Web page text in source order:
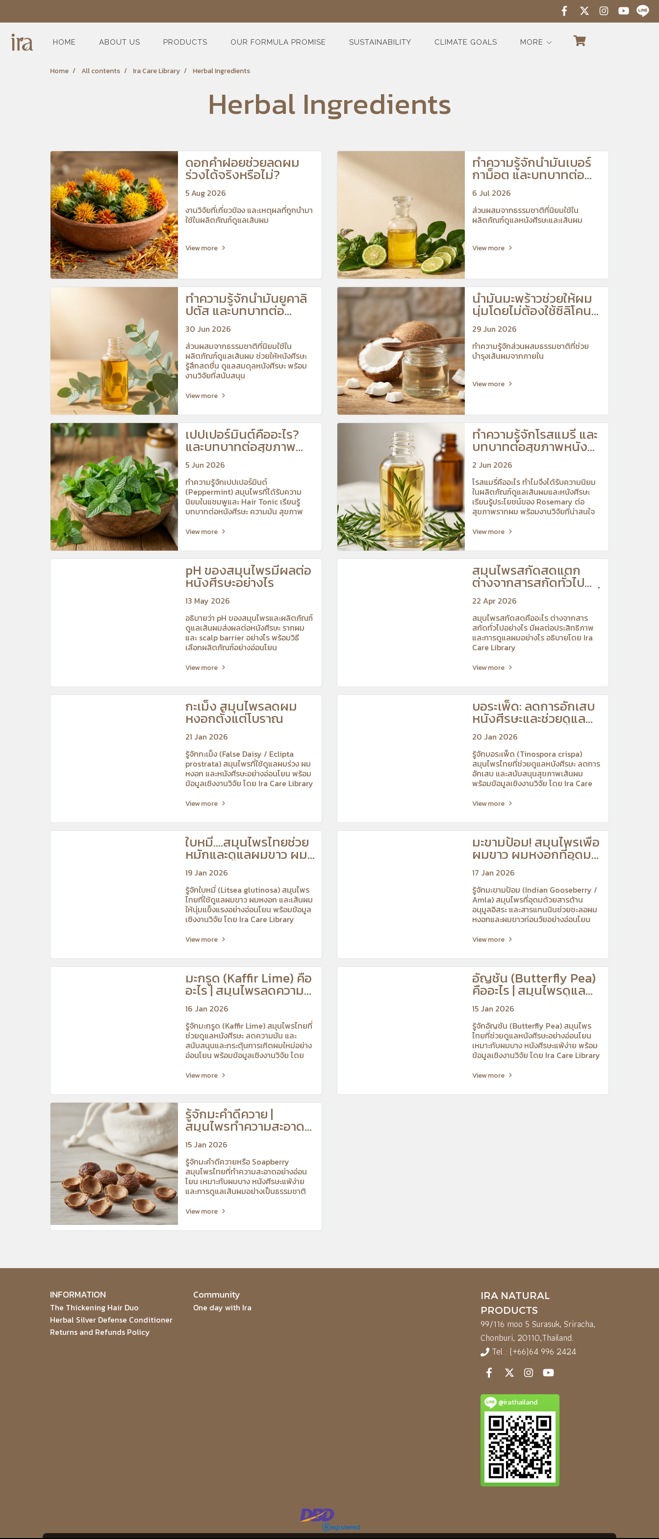
HOME ABOUT US PRODUCTS OUR FORMULA PROMISE SUSTAINABILITY CLIMATE GOALS MORE
Home All contents Ira Care Library Herbal Ingredients
Herbal Ingredients
ดอกคำฝอยช่วยลดผม
ร่วงได้จริงหรือไม่?
5 Aug 2026
งานวิจัยที่เกี่ยวข้อง และเหตุผลที่ถูกนำมา
ใช้ในผลิตภัณฑ์ดูแลเส้นผม
View more
ทำความรู้จักน้ำมันเบอร์
กาม็อต และบทบาทต่อ
สุขภาพหนังศีรษะ
6 Jul 2026
ส่วนผสมจากธรรมชาติที่นิยมใช้ใน
ผลิตภัณฑ์ดูแลหนังศีรษะและเส้นผม
View more
ทำความรู้จักน้ำมันยูคาลิ
ปตัส และบทบาทต่อ
สุขภาพหนังศีรษะ
30 Jun 2026
ส่วนผสมจากธรรมชาติที่นิยมใช้ใน
ผลิตภัณฑ์ดูแลเส้นผม ช่วยให้หนังศีรษะ
รู้สึกสดชื่น ดูแลสมดุลหนังศีรษะ พร้อม
งานวิจัยที่สนับสนุน
View more
น้ำมันมะพร้าวช่วยให้ผม
นุ่มโดยไม่ต้องใช้ซิลิโคน
ได้อย่างไร?
29 Jun 2026
ทำความรู้จักส่วนผสมธรรมชาติที่ช่วย
บำรุงเส้นผมจากภายใน
View more
เปปเปอร์มินต์คืออะไร?
และบทบาทต่อสุขภาพ
หนังศีรษะ
5 Jun 2026
ทำความรู้จักเปปเปอร์มินต์
(Peppermint) สมุนไพรที่ได้รับความ
นิยมในแชมพูและ Hair Tonic เรียนรู้
บทบาทต่อหนังศีรษะ ความมัน สุขภาพ
View more
ทำความรู้จักโรสแมรี่ และ
บทบาทต่อสุขภาพหนัง
ศีรษะ
2 Jun 2026
โรสแมรี่คืออะไร ทำไมจึงได้รับความนิยม
ในผลิตภัณฑ์ดูแลเส้นผมและหนังศีรษะ
เรียนรู้ประโยชน์ของ Rosemary ต่อ
สุขภาพรากผม พร้อมงานวิจัยที่น่าสนใจ
View more
pH ของสมุนไพรมีผลต่อ
หนังศีรษะอย่างไร
13 May 2026
อธิบายว่า pH ของสมุนไพรและผลิตภัณฑ์
ดูแลเส้นผมส่งผลต่อหนังศีรษะ รากผม
และ scalp barrier อย่างไร พร้อมวิธี
เลือกผลิตภัณฑ์อย่างอ่อนโยน
View more
สมุนไพรสกัดสดแตก
ต่างจากสารสกัดทั่วไป
อย่างไร? เข้าใจความสดที่
มีผลต่อประสิทธิภาพ
22 Apr 2026
สมุนไพรสกัดสดคืออะไร ต่างจากสาร
สกัดทั่วไปอย่างไร มีผลต่อประสิทธิภาพ
และการดูแลผมอย่างไร อธิบายโดย Ira
Care Library
View more
กะเม็ง สมุนไพรลดผม
หงอกตั้งแต่โบราณ
21 Jan 2026
รู้จักกะเม็ง (False Daisy / Eclipta
prostrata) สมุนไพรที่ใช้ดูแลผมร่วง ผม
หงอก และหนังศีรษะอย่างอ่อนโยน พร้อม
ข้อมูลเชิงงานวิจัย โดย Ira Care Library
View more
บอระเพ็ด: ลดการอักเสบ
หนังศีรษะและช่วยดูแล
ผมร่วง
20 Jan 2026
รู้จักบอระเพ็ด (Tinospora crispa)
สมุนไพรไทยที่ช่วยดูแลหนังศีรษะ ลดการ
อักเสบ และสนับสนุนสุขภาพเส้นผม
พร้อมข้อมูลเชิงงานวิจัย โดย Ira Care
View more
ใบหมี่....สมุนไพรไทยช่วย
หมักและดูแลผมขาว ผม
หงอกในตำรับยาโบราณ
19 Jan 2026
รู้จักใบหมี่ (Litsea glutinosa) สมุนไพร
ไทยที่ใช้ดูแลผมขาว ผมหงอก และเส้นผม
ให้นุ่มแข็งแรงอย่างอ่อนโยน พร้อมข้อมูล
เชิงงานวิจัย โดย Ira Care Library
View more
มะขามป้อม! สมุนไพรเพื่อ
ผมขาว ผมหงอกที่อุดม
ด้วยสารต้านอนุมูลอิสระ
17 Jan 2026
รู้จักมะขามป้อม (Indian Gooseberry /
Amla) สมุนไพรที่อุดมด้วยสารต้าน
อนุมูลอิสระ และสารแทนนินช่วยชะลอผม
หงอกและผมขาวก่อนวัยอย่างอ่อนโยน
Library
View more
มะกรูด (Kaffir Lime) คือ
อะไร | สมุนไพรลดความ
มันหนังศีรษะ และกระตุ้น
การเกิดผมใหม่
16 Jan 2026
รู้จักมะกรูด (Kaffir Lime) สมุนไพรไทยที่
ช่วยดูแลหนังศีรษะ ลดความมัน และ
สนับสนุนและกระตุ้นการเกิดผมใหม่อย่าง
อ่อนโยน พร้อมข้อมูลเชิงงานวิจัย โดย
View more
อัญชัน (Butterfly Pea)
คืออะไร | สมุนไพรดูแล
ผมและหนังศีรษะแพ้ง่าย
15 Jan 2026
รู้จักอัญชัน (Butterfly Pea) สมุนไพร
ไทยที่ช่วยดูแลหนังศีรษะอย่างอ่อนโยน
เหมาะกับผมบาง หนังศีรษะแพ้ง่าย พร้อม
ข้อมูลเชิงงานวิจัย โดย Ira Care Library
View more
รู้จักมะคำดีควาย |
สมุนไพรทำความสะอาด
อ่อนโยน
15 Jan 2026
รู้จักมะคำดีควายหรือ Soapberry
สมุนไพรไทยที่ทำความสะอาดอย่างอ่อน
โยน เหมาะกับผมบาง หนังศีรษะแพ้ง่าย
และการดูแลเส้นผมอย่างเป็นธรรมชาติ
View more
INFORMATION
The Thickening Hair Duo
Herbal Silver Defense Conditioner
Returns and Refunds Policy
Community
One day with Ira
IRA NATURAL
PRODUCTS
99/116 moo 5 Surasuk, Sriracha,
Chonburi, 20110,Thailand.
Tel : (+66)64 996 2424
@irathailand